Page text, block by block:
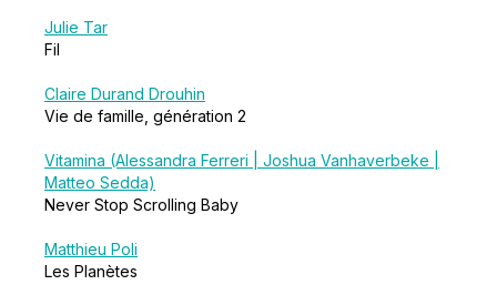
Julie Tar
Fil
Claire Durand Drouhin
Vie de famille, génération 2
Vitamina (Alessandra Ferreri | Joshua Vanhaverbeke |
Matteo Sedda)
Never Stop Scrolling Baby
Matthieu Poli
Les Planètes